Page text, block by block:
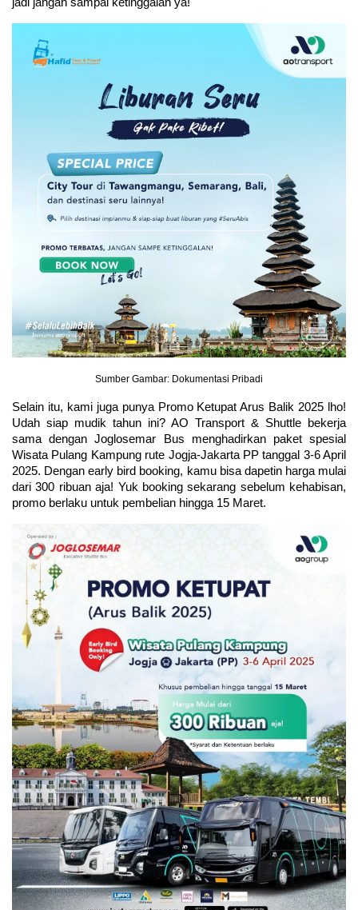
Sumber Gambar: Dokumentasi Pribadi
Selain itu, kami juga punya Promo Ketupat Arus Balik 2025 lho!
Udah siap mudik tahun ini? AO Transport & Shuttle bekerja
sama dengan Joglosemar Bus menghadirkan paket spesial
Wisata Pulang Kampung rute Jogja-Jakarta PP tanggal 3-6 April
2025. Dengan early bird booking, kamu bisa dapetin harga mulai
dari 300 ribuan aja! Yuk booking sekarang sebelum kehabisan,
promo berlaku untuk pembelian hingga 15 Maret.